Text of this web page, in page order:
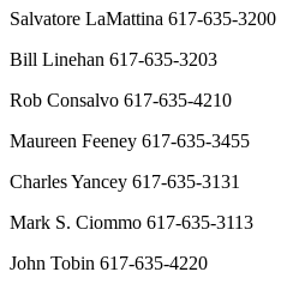
Salvatore LaMattina 617-635-3200
Bill Linehan 617-635-3203
Rob Consalvo 617-635-4210
Maureen Feeney 617-635-3455
Charles Yancey 617-635-3131
Mark S. Ciommo 617-635-3113
John Tobin 617-635-4220